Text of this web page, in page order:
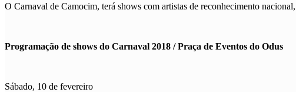
O Carnaval de Camocim, terá shows com artistas de reconhecimento
Programação de shows do Carnaval 2018 / Praça de Eventos do Odus
Sábado, 10 de fevereiro